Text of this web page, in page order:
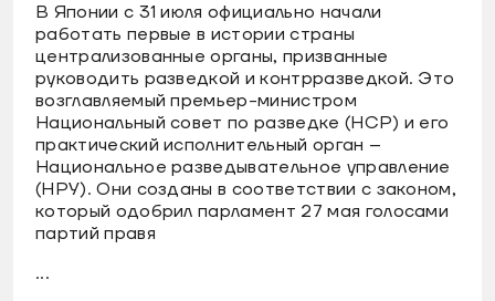
В Японии с 31 июля официально начали
работать первые в истории страны
централизованные органы, призванные
руководить разведкой и контрразведкой. Это
возглавляемый премьер-министром
Национальный совет по разведке (НСР) и его
практический исполнительный орган –
Национальное разведывательное управление
(НРУ). Они созданы в соответствии с законом,
который одобрил парламент 27 мая голосами
партий правя
...